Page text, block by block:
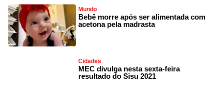
Mundo
Bebê morre após ser alimentada com
acetona pela madrasta
Cidades
MEC divulga nesta sexta-feira
resultado do Sisu 2021